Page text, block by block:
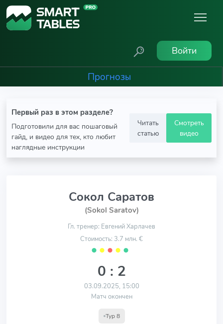
Войти
Прогнозы
Первый раз в этом разделе?
Подготовили для вас пошаговый
гайд, и видео для тех, кто любит
наглядные инструкции
Читать
статью
Смотреть
видео
Сокол Саратов
(Sokol Saratov)
Гл. тренер: Евгений Харлачев
Стоимость: 3.7 млн. €
⬤ ⬤ ⬤ ⬤ ⬤
0 : 2
03.09.2025, 15:00
Матч окончен
Тур 8